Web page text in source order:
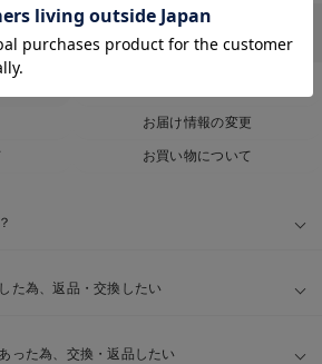
お届け情報の変更
お買い物について
た為、返品・交換したい
った為、交換・返品したい